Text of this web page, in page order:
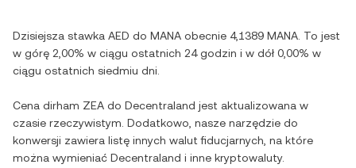
Dzisiejsza stawka AED do MANA obecnie 4,1389 MANA . To jest
w górę 2,00% w ciągu ostatnich 24 godzin i w dół 0,00% w
ciągu ostatnich siedmiu dni.
Cena dirham ZEA do Decentraland jest aktualizowana w
czasie rzeczywistym. Dodatkowo, nasze narzędzie do
konwersji zawiera listę innych walut fiducjarnych, na które
można wymieniać Decentraland i inne kryptowaluty.